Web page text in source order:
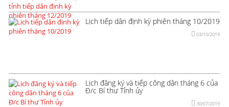
Lịch tiếp dân định kỳ phiên tháng 10/2019
03/10/2019
Lịch đăng ký và tiếp công dân tháng 6 của
Đ/c Bí thư Tỉnh ủy
30/07/2019